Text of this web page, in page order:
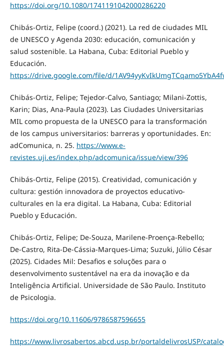
https://doi.org/10.1080/1741191042000286220
Chibás-Ortiz, Felipe (coord.) (2021). La red de ciudades MIL
de UNESCO y Agenda 2030: educación, comunicación y
salud sostenible. La Habana, Cuba: Editorial Pueblo y
Educación.
https://drive.google.com/file/d/
Chibás-Ortiz, Felipe; Tejedor-Calvo, Santiago; Milani-Zottis,
Karin; Dias, Ana-Paula (2023). Las Ciudades Universitarias
MIL como propuesta de la UNESCO para la transformación
de los campus universitarios: barreras y oportunidades. En:
adComunica, n. 25. https://www.e-
revistes.uji.es/index.php/adcomunica/issue/view/396
Chibás-Ortiz, Felipe (2015). Creatividad, comunicación y
cultura: gestión innovadora de proyectos educativo-
culturales en la era digital. La Habana, Cuba: Editorial
Pueblo y Educación.
Chibás-Ortiz, Felipe; De-Souza, Marilene-Proença-Rebello;
De-Castro, Rita-De-Cássia-Marques-Lima; Suzuki, Júlio César
(2025). Cidades Mil: Desafios e soluções para o
desenvolvimento sustentável na era da inovação e da
Inteligência Artificial. Universidade de São Paulo. Instituto
de Psicologia.
https://doi.org/10.11606/9786587596655
https://www.livrosabertos.abcd.usp.br/portaldelivrosUSP/